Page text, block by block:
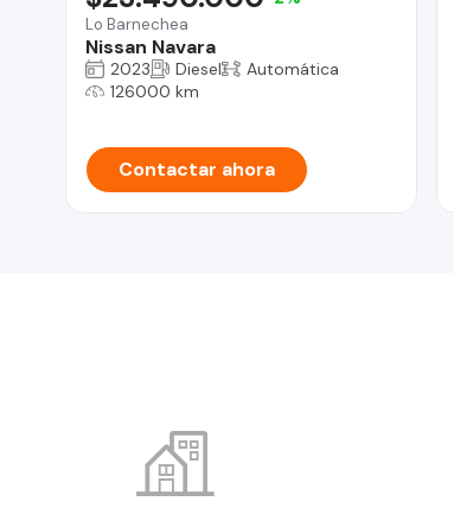
Lo Barnechea
Nissan Navara
2023 Diesel
Automática
126000 km
Contactar ahora